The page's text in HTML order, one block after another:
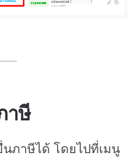
าษี
ภาษีได้ โดยไปที่เมนู